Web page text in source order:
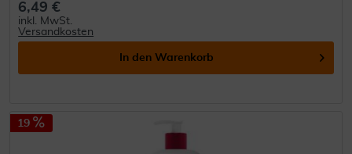
6,49 €
inkl. MwSt.
Versandkosten
In den Warenkorb
19